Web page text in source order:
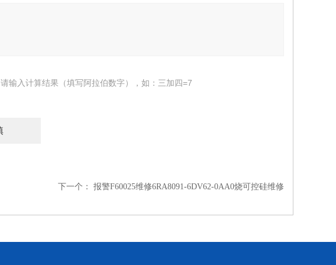
请输入计算结果（填写阿拉伯数字），如：三加四=7
下一个： 报警F60025维修6RA8091-6DV62-0AA0烧可控硅维修